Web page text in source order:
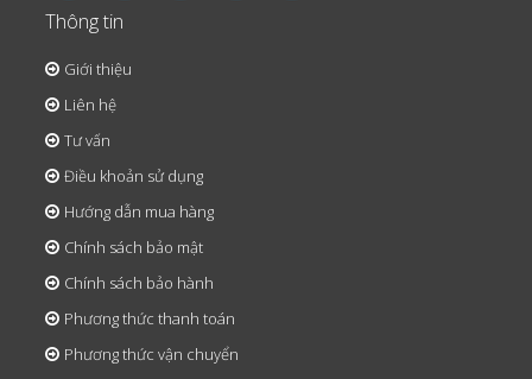
Thông tin
Giới thiệu
Liên hệ
Tư vấn
Điều khoản sử dụng
Hướng dẫn mua hàng
Chính sách bảo mật
Chính sách bảo hành
Phương thức thanh toán
Phương thức vận chuyển